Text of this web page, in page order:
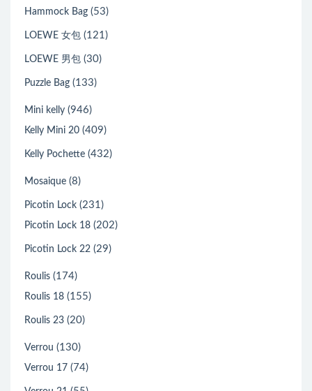
Hammock Bag (53)
LOEWE 女包 (121)
LOEWE 男包 (30)
Puzzle Bag (133)
Mini kelly (946)
Kelly Mini 20 (409)
Kelly Pochette (432)
Mosaique (8)
Picotin Lock (231)
Picotin Lock 18 (202)
Picotin Lock 22 (29)
Roulis (174)
Roulis 18 (155)
Roulis 23 (20)
Verrou (130)
Verrou 17 (74)